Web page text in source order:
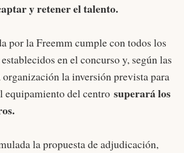
y retener el talento.
por la Freemm cumple con todos los
en el concurso y, según las
organización la inversión prevista para
equipamiento del centro superará los
la propuesta de adjudicación,